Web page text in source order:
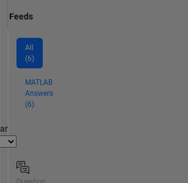
Feeds
All
(6)
MATLAB
Answers
(6)